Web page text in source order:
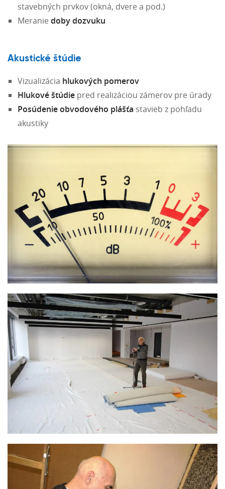
stavebných prvkov (okná, dvere a pod.)
Meranie doby dozvuku
Akustické štúdie
Vizualizácia hlukových pomerov
Hlukové štúdie pred realizáciou zámerov pre úrady
Posúdenie obvodového plášťa stavieb z pohľadu
akustiky